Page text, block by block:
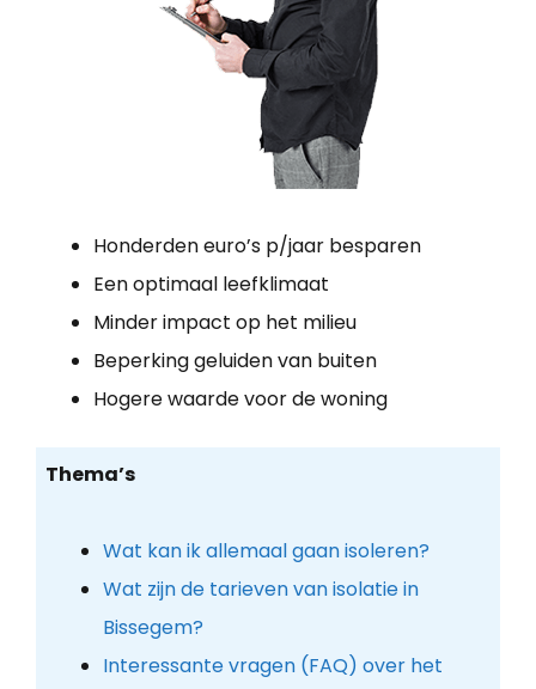
Honderden euro’s p/jaar besparen
Een optimaal leefklimaat
Minder impact op het milieu
Beperking geluiden van buiten
Hogere waarde voor de woning
Thema’s
Wat kan ik allemaal gaan isoleren?
Wat zijn de tarieven van isolatie in
Bissegem?
Interessante vragen (FAQ) over het